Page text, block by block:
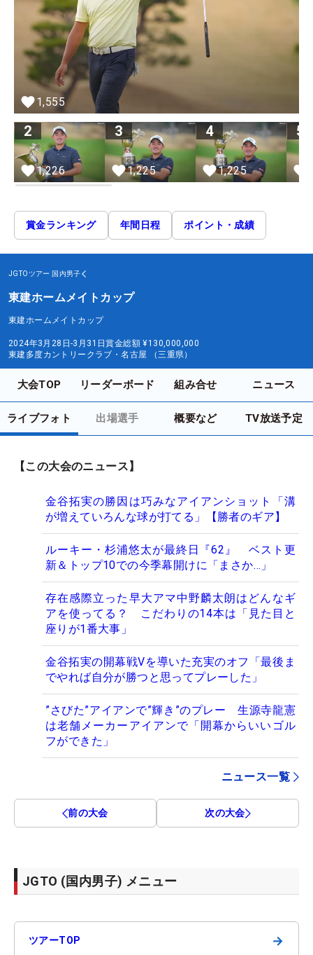
1,555
2
1,226
3
1,225
4
1,225
5
賞金ランキング 年間日程 ポイント・成績
JGTOツアー 国内男子
東建ホームメイトカップ
東建ホームメイトカップ
2024年3月28日-3月31日賞金総額 ¥130,000,000
東建多度カントリークラブ・名古屋 （三重県）
大会TOP リーダーボード 組み合せ ニュース
ライブフォト 出場選手 概要など TV放送予定
【この大会のニュース】
金谷拓実の勝因は巧みなアイアンショット「溝
が増えていろんな球が打てる」【勝者のギア】
ルーキー・杉浦悠太が最終日『62』 ベスト更
新＆トップ10での今季幕開けに「まさか…」
存在感際立った早大アマ中野麟太朗はどんなギ
アを使ってる？ こだわりの14本は「見た目と
座りが1番大事」
金谷拓実の開幕戦Vを導いた充実のオフ「最後ま
でやれば自分が勝つと思ってプレーした」
”さびた”アイアンで”輝き”のプレー 生源寺龍憲
は老舗メーカーアイアンで「開幕からいいゴル
フができた」
ニュース一覧
前の大会 次の大会
JGTO (国内男子) メニュー
ツアーTOP →